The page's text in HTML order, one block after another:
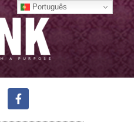
Português